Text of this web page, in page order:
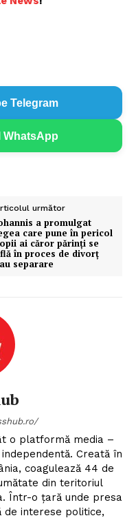
Telegram
WhatsApp
următor
a promulgat
care pune în pericol
ai căror părinți se
în proces de divorț
separare
o platformă media –
Creată în
coagulează 44 de
din teritoriul
Într-o țară unde presa
de interese politice,